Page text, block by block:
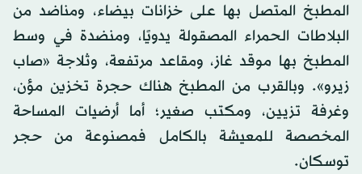
المطبخ المتصل بها على خزانات بيضاء، ومناضد من
البلاطات الحمراء المصقولة يدويًا، ومنضدة في وسط
المطبخ بها موقد غاز، ومقاعد مرتفعة، وثلاجة «صاب
زيرو». وبالقرب من المطبخ هناك حجرة تخزين مؤن،
وغرفة تزيين، ومكتب صغير؛ أما أرضيات المساحة
المخصصة للمعيشة بالكامل فمصنوعة من حجر
توسكان.